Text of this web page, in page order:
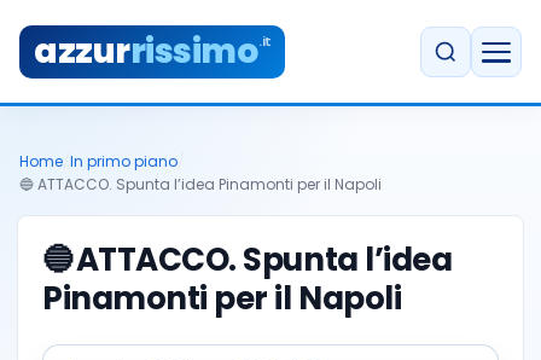
azzurrissimo.it
Home In primo piano
🔵 ATTACCO. Spunta l’idea Pinamonti per il Napoli
🔵ATTACCO. Spunta l’idea
Pinamonti per il Napoli